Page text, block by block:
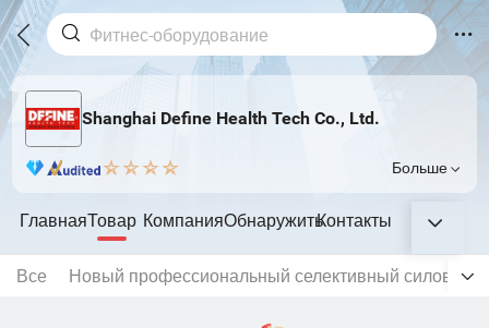
Shanghai Define Health Tech Co., Ltd.
Больше
ГлавнаяТовар КомпанияОбнаружитьКонтакты
Все Новый профессиональный селективный силовой